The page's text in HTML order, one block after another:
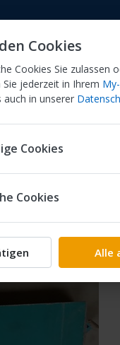
Cookies
Cookies Sie zulassen
jederzeit in Ihrem
auch in unserer
Cookies
Cookies
Alle